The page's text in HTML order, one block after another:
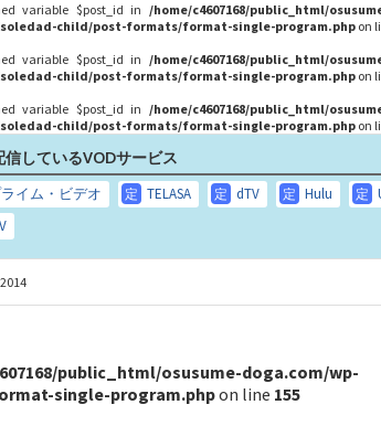
variable $post_id in /home/c4607168/public_html/
child/post-formats/format-single-program.php on
variable $post_id in /home/c4607168/public_html/
child/post-formats/format-single-program.php on
variable $post_id in /home/c4607168/public_html/
child/post-formats/format-single-program.php on
信しているVODサービス
2014
public_html/osusume-doga.com/wp-
single-program.phpon line 155